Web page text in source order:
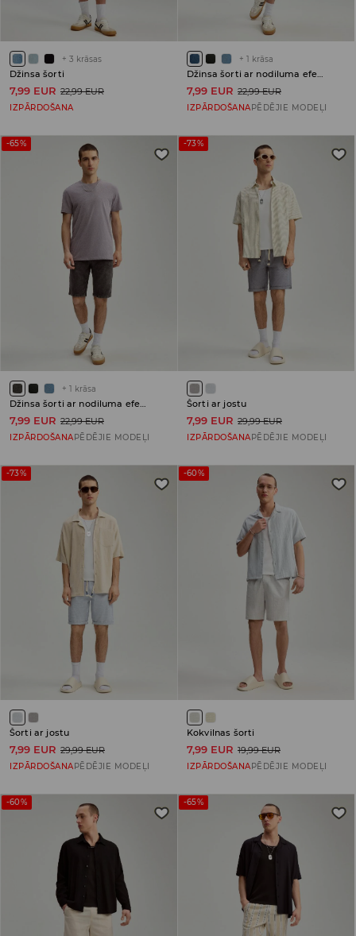
+ 3 krāsas
Džinsa šorti
7,99 EUR 22,99 EUR
IZPĀRDOŠANA
+ 1 krāsa
Džinsa šorti ar nodiluma efektu
7,99 EUR 22,99 EUR
IZPĀRDOŠANA PĒDĒJIE MODEĻI
-65%
+ 1 krāsa
7,99 EUR 22,99 EUR
IZPĀRDOŠANAPĒDĒJIE MODEĻI
-73%
Šorti ar jostu
7,99 EUR 29,99 EUR
IZPĀRDOŠANAPĒDĒJIE MODEĻI
-73%
Šorti ar jostu
7,99 EUR 29,99 EUR
IZPĀRDOŠANA PĒDĒJIE MODEĻI
-60%
Kokvilnas šorti
7,99 EUR 19,99 EUR
IZPĀRDOŠANA PĒDĒJIE MODEĻI
-60% -65%